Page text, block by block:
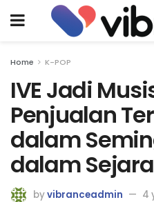
Home K-POP
IVE Jadi
Penjualan
dalam
dalam
byvibranceadmin 4